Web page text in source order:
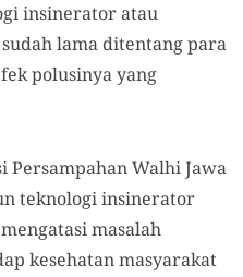
insinerator atau
lama ditentang para
polusinya yang
Persampahan Walhi Jawa
teknologi insinerator
masalah
kesehatan masyarakat